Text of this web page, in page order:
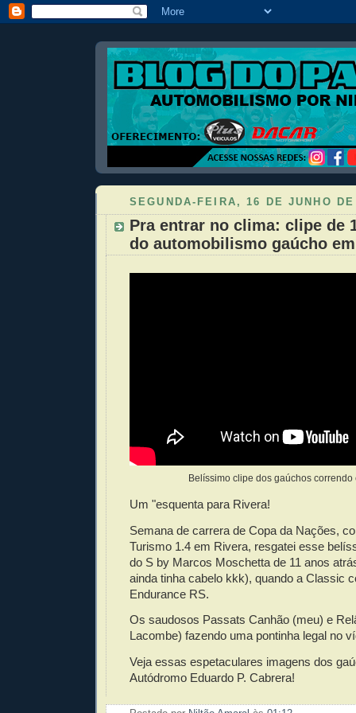
SEGUNDA-FEIRA, 16 DE JUNHO
Pra entrar no clima: clipe de
do automobilismo gaúcho
Belíssimo clipe dos gaúchos correndo
Um "esquenta para Rivera!
Semana de carrera de Copa da Nações,
Turismo 1.4 em Rivera, resgatei esse
do S by Marcos Moschetta de 11 anos
ainda tinha cabelo kkk), quando a Classic
Endurance RS.
Os saudosos Passats Canhão (meu) e
Lacombe) fazendo uma pontinha legal no
Veja essas espetaculares imagens dos
Autódromo Eduardo P. Cabrera!